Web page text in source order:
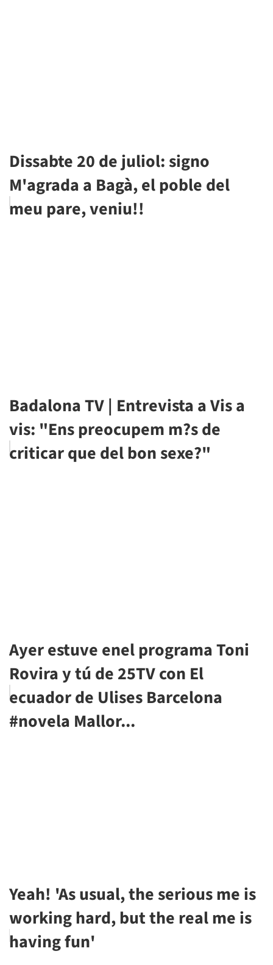
Dissabte 20 de juliol: signo
M'agrada a Bagà, el poble del
meu pare, veniu!!
Badalona TV | Entrevista a Vis a
vis: "Ens preocupem m?s de
criticar que del bon sexe?"
Ayer estuve enel programa Toni
Rovira y tú de 25TV con El
ecuador de Ulises Barcelona
#novela Mallor...
Yeah! 'As usual, the serious me is
working hard, but the real me is
having fun'